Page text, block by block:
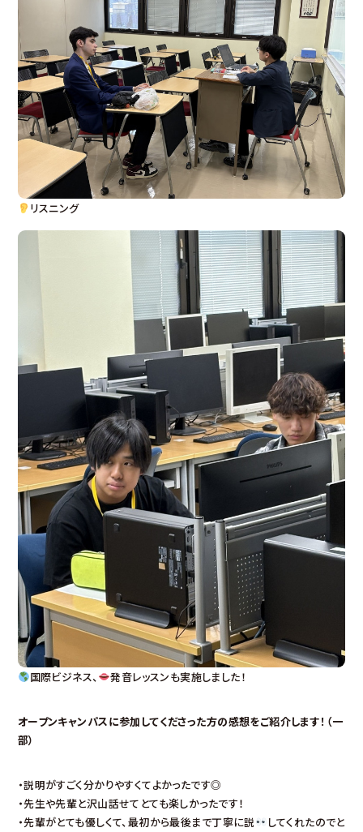
リスニング
国際ビジネス、 発音レッスンも実施しました！
オープンキャンパスに参加してくださった方の感想をご紹介します！（一
部）
・説明がすごく分かりやすくてよかったです◎
・先生や先輩と沢山話せてとても楽しかったです！
・先輩がとても優しくて、最初から最後まで丁寧に説
してくれたのでと